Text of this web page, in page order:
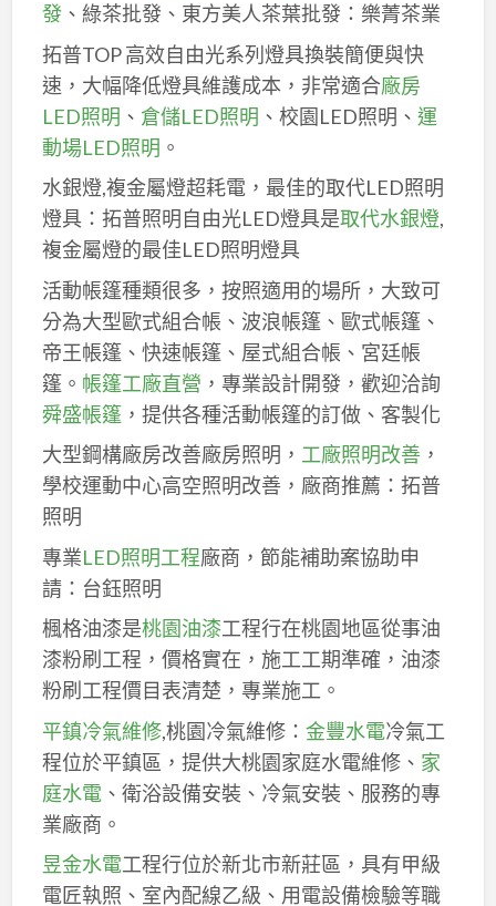
發、綠茶批發、東方美人茶葉批發：樂菁茶業
拓普TOP 高效自由光系列燈具換裝簡便與快
速，大幅降低燈具維護成本，非常適合廠房
LED照明 、 倉儲LED照明 、校園LED照明、 運
動場LED照明 。
水銀燈,複金屬燈超耗電，最佳的取代LED照明
燈具：拓普照明自由光LED燈具是取代水銀燈,
複金屬燈的最佳LED照明燈具
活動帳篷種類很多，按照適用的場所，大致可
分為大型歐式組合帳、波浪帳篷、歐式帳篷、
帝王帳篷、快速帳篷、屋式組合帳、宮廷帳
篷。 帳篷工廠直營 ，專業設計開發，歡迎洽詢
舜盛帳篷，提供各種活動帳篷的訂做、客製化
大型鋼構廠房改善廠房照明， 工廠照明改善，
學校運動中心高空照明改善，廠商推薦：拓普
照明
專業LED照明工程廠商，節能補助案協助申
請：台鈺照明
楓格油漆是桃園油漆工程行在桃園地區從事油
漆粉刷工程，價格實在，施工工期準確，油漆
粉刷工程價目表清楚，專業施工。
平鎮冷氣維修,桃園冷氣維修： 金豐水電冷氣工
程位於平鎮區，提供大桃園家庭水電維修、 家
庭水電、衛浴設備安裝、冷氣安裝、服務的專
業廠商。
昱金水電工程行位於新北市新莊區，具有甲級
電匠執照、室內配線乙級、用電設備檢驗等職